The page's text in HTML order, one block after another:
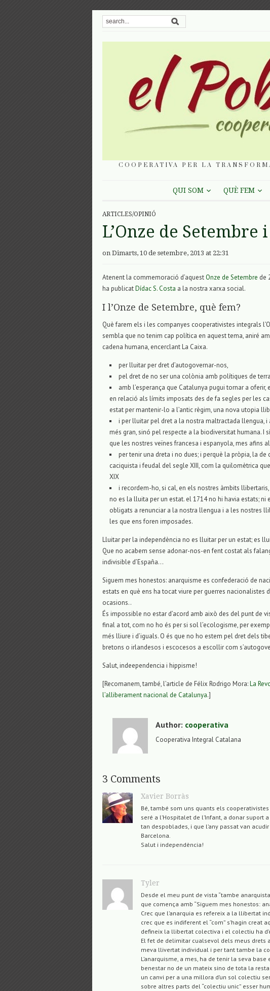
COOPERATIVA PER LA
QUI SOM QUÈ FEM
ARTICLES/OPINIÓ
L’Onze de Setembre
on Dimarts, 10 de setembre, 2013 at 22:31
Atenent la commemoració d’aquestOnze de Setembre de
ha publicatDídac S. Costa a la nostra xarxa social.
I l’Onze de Setembre, què fem?
Què farem els i les companyes cooperativistes integrals
sembla que no tenim cap política en aquest tema, aniré
cadena humana, encerclant La Caixa.
per lluitar per dret d’autogovernar-nos,
pel dret de no ser una colònia amb polítiques de
amb l’esperança que Catalunya pugui tornar a
en relació als límits imposats des de fa segles per les
estat per mantenir-lo a l’antic règim, una nova utopia
i per lluitar pel dret a la nostra maltractada llengua,
més gran, sinó pel respecte a la biodiversitat humana. I
que les nostres veïnes francesa i espanyola, mes afins
per tenir una dreta i no dues; i perquè la pròpia, la
caciquista i feudal del segle XIII, com la quilomètrica
XIX
i recordem-ho, si cal, en els nostres àmbits
no es la lluita per un estat. el 1714 no hi havia estats; ni
obligats a renunciar a la nostra llengua i a les nostres
les que ens foren imposades.
Lluitar per la independència no es lluitar per un estat; es
Que no acabem sense adonar-nos-en fent costat als
indivisible d’España…
Siguem mes honestos: anarquisme es confederació de
estats en què ens ha tocat viure per guerres nacionalistes
ocasions..
És impossible no estar d’acord amb això des del punt de
final a tot, com no ho és per si sol l’ecologisme, per
més lliure i d’iguals. O és que no ho estem pel dret dels
bretons o irlandesos i escocesos a escollir com
Salut, indeependencia i hippisme!
[Recomanem, també, l’article de Félix Rodrigo Mora:La
l’alliberament nacional de Catalunya.]
Author: cooperativa
Cooperativa Integral Catalana
3 Comments
Xavier Borràs
Bé, també som uns quants els
seré a l’Hospitalet de l’Infant, a donar suport
tan despoblades, i que l’any passat van
Barcelona.
Salut i independència!
Tyler
Desde el meu punt de vista “tambe
que comença amb “Siguem mes honestos:
Crec que l’anarquia es refereix a la llibertat
crec que es indiferent el “com” s’hagin
defineix la llibertat colectiva i el colectiu ha
El fet de delimitar cualsevol dels meus drets
meva llivertat individual i per tant tambe la
L’anarquisme, a mes, ha de tenir la seva
benestar no de un mateix sino de tota la
un canvi per a una millora d’un sol colectiu
sobre altres parts del “colectiu unic” esser